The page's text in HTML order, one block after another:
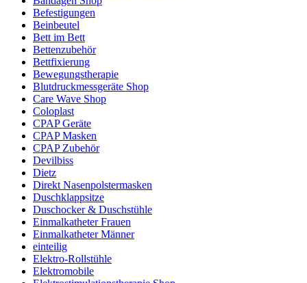
Befestigungen
Beinbeutel
Bett im Bett
Bettenzubehör
Bettfixierung
Bewegungstherapie
Blutdruckmessgeräte Shop
Care Wave Shop
Coloplast
CPAP Geräte
CPAP Masken
CPAP Zubehör
Devilbiss
Dietz
Direkt Nasenpolstermasken
Duschklappsitze
Duschocker & Duschstühle
Einmalkatheter Frauen
Einmalkatheter Männer
einteilig
Elektro-Rollstühle
Elektromobile